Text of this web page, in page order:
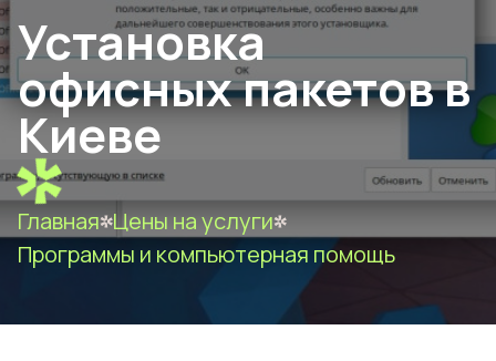
Установка
офисных пакетов в
Киеве
Главная Цены на услуги
Программы и компьютерная помощь